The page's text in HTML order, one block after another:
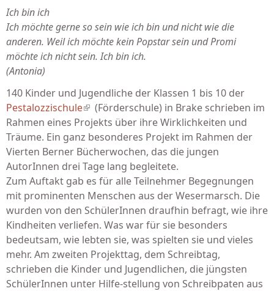
Ich bin ich
Ich möchte gerne so sein wie ich bin und nicht wie die
anderen. Weil ich möchte kein Popstar sein und Promi
möchte ich nicht sein. Ich bin ich.
(Antonia)
140 Kinder und Jugendliche der Klassen 1 bis 10 der
Pestalozzischule(link is external)
(Förderschule) in Brake schrieben im
Rahmen eines Projekts über ihre Wirklichkeiten und
Träu­me. Ein ganz besonderes Projekt im Rahmen der
Vierten Berner Bücherwochen, das die jungen
AutorInnen drei Tage lang begleitete.
Zum Auftakt gab es für alle Teilnehmer Begegnungen
mit prominenten Menschen aus der Wesermarsch. Die
wur­den von den SchülerInnen draufhin befragt, wie ihre
Kind­heiten verliefen. Was war für sie besonders
bedeutsam, wie lebten sie, was spielten sie und vieles
mehr. Am zweiten Projekttag, dem Schreibtag,
schrieben die Kinder und Jugendlichen, die jüngsten
SchülerInnen unter Hilfe-stellung von Schreibpaten aus